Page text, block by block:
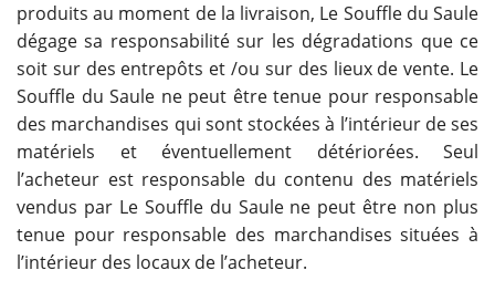
produits au moment de la livraison, Le Souffle du Saule
dégage sa responsabilité sur les dégradations que ce
soit sur des entrepôts et /ou sur des lieux de vente. Le
Souffle du Saule ne peut être tenue pour responsable
des marchandises qui sont stockées à l’intérieur de ses
matériels et éventuellement détériorées. Seul
l’acheteur est responsable du contenu des matériels
vendus par Le Souffle du Saule ne peut être non plus
tenue pour responsable des marchandises situées à
l’intérieur des locaux de l’acheteur.